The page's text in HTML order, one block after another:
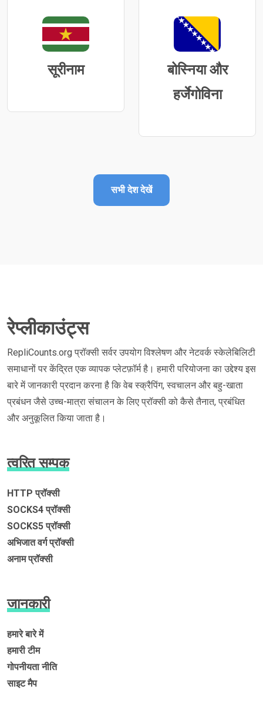
सूरीनाम
बोस्निया और
हर्जेगोविना
सभी देश देखें
रेप्लीकाउंट्स
RepliCounts.org प्रॉक्सी सर्वर उपयोग विश्लेषण और नेटवर्क स्केलेबिलिटी
समाधानों पर केंद्रित एक व्यापक प्लेटफ़ॉर्म है। हमारी परियोजना का उद्देश्य इस
बारे में जानकारी प्रदान करना है कि वेब स्क्रैपिंग, स्वचालन और बहु-खाता
प्रबंधन जैसे उच्च-मात्रा संचालन के लिए प्रॉक्सी को कैसे तैनात, प्रबंधित
और अनुकूलित किया जाता है।
त्वरित सम्पक
HTTP प्रॉक्सी
SOCKS4 प्रॉक्सी
SOCKS5 प्रॉक्सी
अभिजात वर्ग प्रॉक्सी
अनाम प्रॉक्सी
जानकारी
हमारे बारे में
हमारी टीम
गोपनीयता नीति
साइट मैप